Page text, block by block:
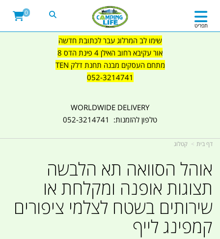
שימו לב המרלוג עבר לכתובת חדשה
אור עקיבא רחוב האילן 4 פינת הדס 8
מתחם העסקים מבנה תחנת דלק TEN
052-3214741
WORLDWIDE DELIVERY
טלפון להזמנות: 052-3214741
תפריט
0
דף בית קטלוג
אוהל הסוואה תא הלבשה
תצוגות אופנה ומקלחת או
שירותים בשטח לצלמי ציפורים
קמפינג לייף